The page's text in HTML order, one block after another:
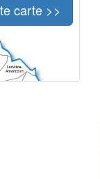
carte >>